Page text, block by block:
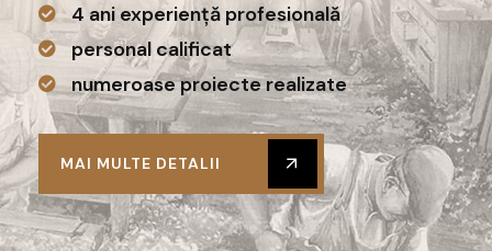
4 ani experiență profesională
personal calificat
numeroase proiecte realizate
MAI MULTE DETALII